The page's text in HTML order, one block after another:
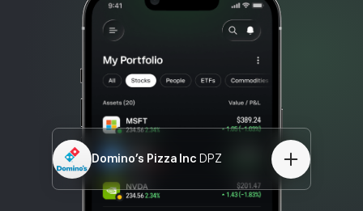
Domino's Pizza Inc DPZ